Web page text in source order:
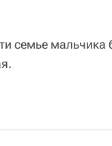
семье мальчика